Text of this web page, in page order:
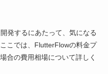
発するにあたって、気になる
こでは、FlutterFlowの料金プ
合の費用相場について詳しく